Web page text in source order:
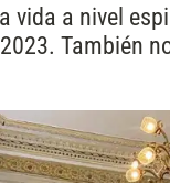
vida a nivel
También